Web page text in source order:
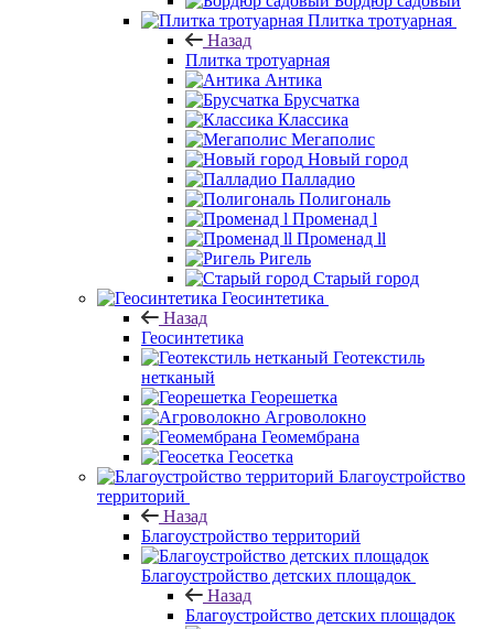
Плитка тротуарная
Назад
Плитка тротуарная
Антика
Брусчатка
Классика
Мегаполис
Новый город
Палладио
Полигональ
Променад l
Променад ll
Ригель
Старый город
Геосинтетика
Назад
Геосинтетика
Геотекстиль
нетканый
Георешетка
Агроволокно
Геомембрана
Геосетка
Благоустройство
территорий
Назад
Благоустройство территорий
Благоустройство детских площадок
Назад
Благоустройство детских площадок